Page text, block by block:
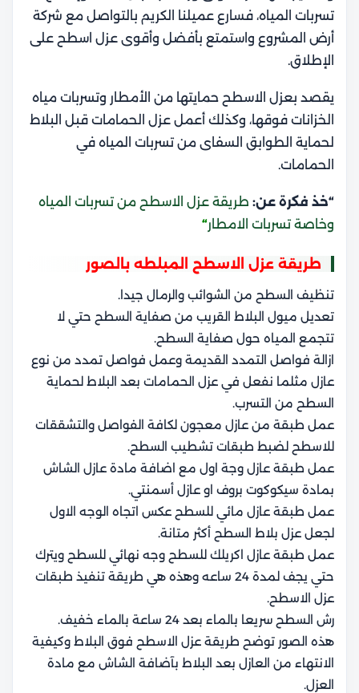
تسربات المياه، فسارع عميلنا الكريم بالتواصل مع شركة
أرض المشروع واستمتع بأفضل وأقوى عزل اسطح على
الإطلاق.
يقصد بعزل الاسطح حمايتها من الأمطار وتسربات مياه
الخزانات فوقها، وكذلك أعمل عزل الحمامات قبل البلاط
لحماية الطوابق السفاى من تسربات المياه في
الحمامات.
“خذ فكرة عن: طريقة عزل الاسطح من تسربات المياه
وخاصة تسربات الامطار“
طريقة عزل الاسطح المبلطه بالصور
تنظيف السطح من الشوائب والرمال جيدا.
تعديل ميول البلاط القريب من صفاية السطح حتي لا
تتجمع المياه حول صفاية السطح.
ازالة فواصل التمدد القديمة وعمل فواصل تمدد من نوع
عازل مثلما نفعل في عزل الحمامات بعد البلاط لحماية
السطح من التسرب.
عمل طبقة من عازل معجون لكافة الفواصل والتشققات
للاسطح لضبط طبقات تشطيب السطح.
عمل طبقة عازل وجة اول مع اضافة مادة عازل الشاش
بمادة سيكوكوت بروف او عازل أسمنتي.
عمل طبقة عازل مائي للسطح عكس اتجاه الوجه الاول
لجعل عزل بلاط السطح أكثر متانة.
عمل طبقة عازل اكريلك للسطح وجه نهائي للسطح ويترك
حتي يجف لمدة 24 ساعه وهذه هي طريقة تنفيذ طبقات
عزل الاسطح.
رش السطح سريعا بالماء بعد 24 ساعة بالماء خفيف.
هذه الصور توضح طريقة عزل الاسطح فوق البلاط وكيفية
الانتهاء من العازل بعد البلاط بآضافة الشاش مع مادة
العزل.